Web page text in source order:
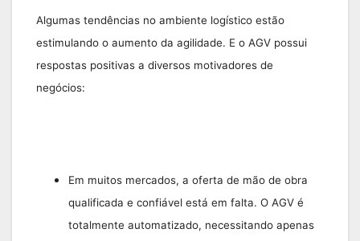
Algumas tendências no ambiente logístico estão
estimulando o aumento da agilidade. E o AGV possui
respostas positivas a diversos motivadores de
negócios:
Em muitos mercados, a oferta de mão de obra
qualificada e confiável está em falta. O AGV é
totalmente automatizado, necessitando apenas